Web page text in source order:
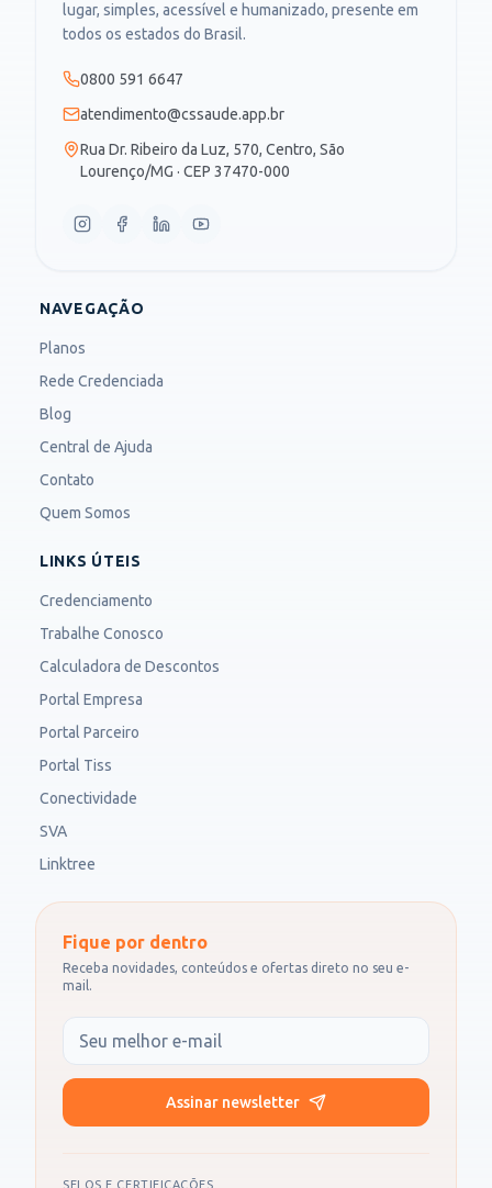
lugar, simples, acessível e humanizado, presente em
todos os estados do Brasil.
0800 591 6647
atendimento@cssaude.app.br
Rua Dr. Ribeiro da Luz, 570, Centro, São
Lourenço/MG · CEP 37470-000
NAVEGAÇÃO
Planos
Rede Credenciada
Blog
Central de Ajuda
Contato
Quem Somos
LINKS ÚTEIS
Credenciamento
Trabalhe Conosco
Calculadora de Descontos
Portal Empresa
Portal Parceiro
Portal Tiss
Conectividade
SVA
Linktree
Fique por dentro
Receba novidades, conteúdos e ofertas direto no seu e-
mail.
Seu e-mail
Assinar newsletter
SELOS E CERTIFICAÇÕES